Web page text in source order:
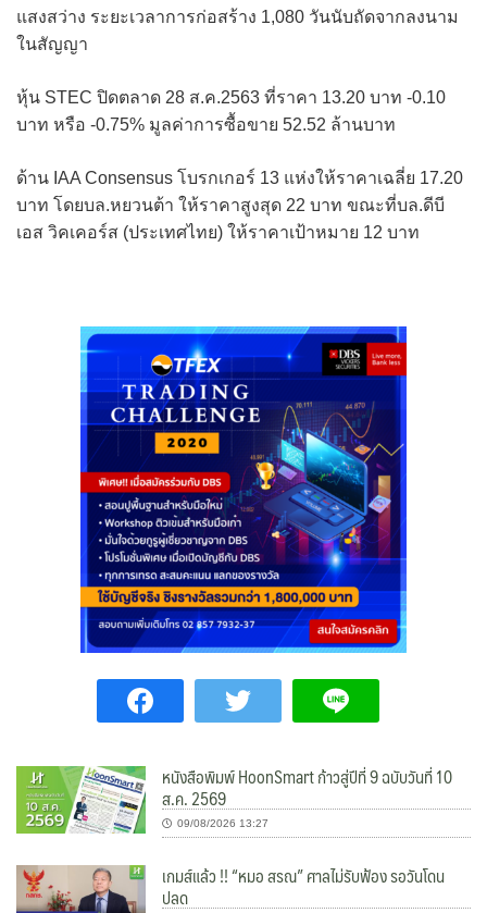
แสงสว่าง ระยะเวลาการก่อสร้าง 1,080 วันนับถัดจากลงนาม
ในสัญญา
หุ้น STEC ปิดตลาด 28 ส.ค.2563 ที่ราคา 13.20 บาท -0.10
บาท หรือ -0.75% มูลค่าการซื้อขาย 52.52 ล้านบาท
ด้าน IAA Consensus โบรกเกอร์ 13 แห่งให้ราคาเฉลี่ย 17.20
บาท โดยบล.หยวนต้า ให้ราคาสูงสุด 22 บาท ขณะที่บล.ดีบี
เอส วิคเคอร์ส (ประเทศไทย) ให้ราคาเป้าหมาย 12 บาท
หนังสือพิมพ์ HoonSmart ก้าวสู่ปีที่ 9 ฉบับวันที่ 10
ส.ค. 2569
09/08/2026 13:27
เกมส์แล้ว !! “หมอ สรณ” ศาลไม่รับฟ้อง รอวันโดน
ปลด